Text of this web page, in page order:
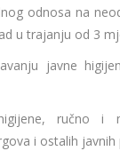
odnosa na
u trajanju od 3
javne
ručno i
i ostalih javnih